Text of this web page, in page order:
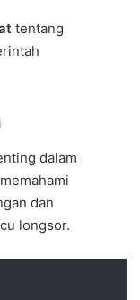
tentang
dalam
dan
longsor.